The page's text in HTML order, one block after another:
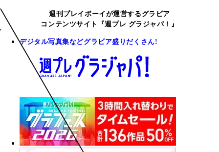
週刊プレイボーイが運営するグラビア
コンテンツサイト『週プレ グラジャパ！』
デジタル写真集などグラビア盛りだくさん!